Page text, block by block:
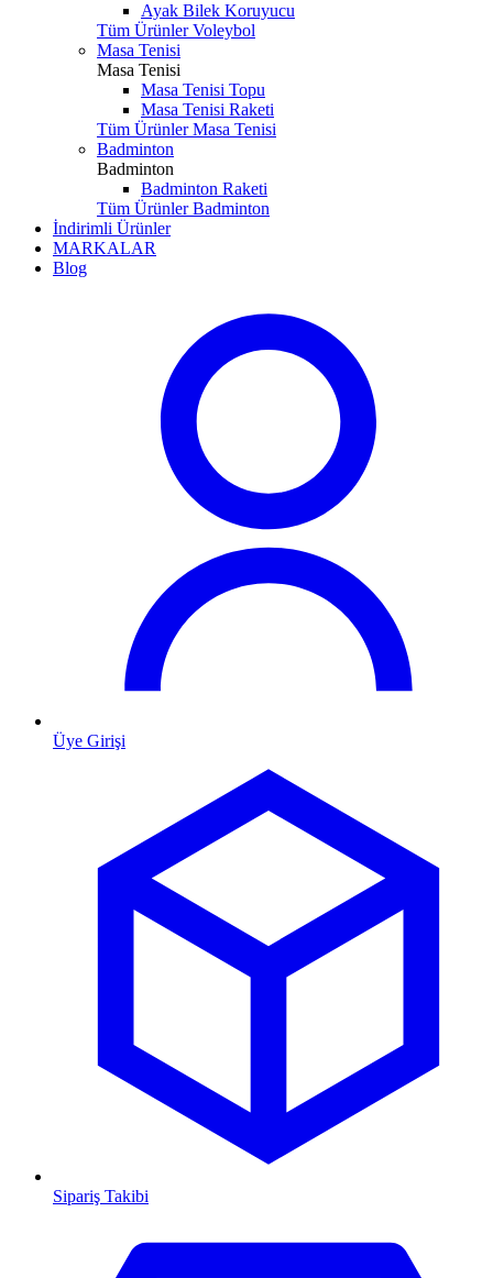
Ayak Bilek Koruyucu
Tüm Ürünler Voleybol
Masa Tenisi
Masa Tenisi
Masa Tenisi Topu
Masa Tenisi Raketi
Tüm Ürünler Masa Tenisi
Badminton
Badminton
Badminton Raketi
Tüm Ürünler Badminton
İndirimli Ürünler
MARKALAR
Blog
Üye Girişi
Sipariş Takibi